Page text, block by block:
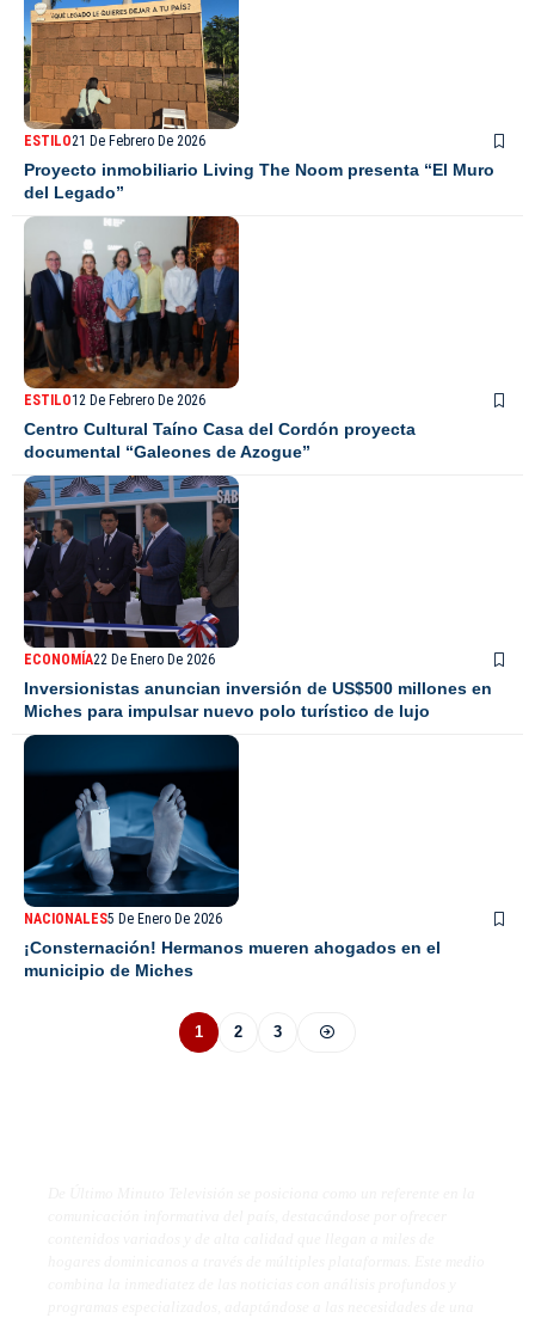
ESTILO21 De Febrero De 2026
Proyecto inmobiliario Living The Noom presenta “El Muro
del Legado”
ESTILO12 De Febrero De 2026
Centro Cultural Taíno Casa del Cordón proyecta
documental “Galeones de Azogue”
ECONOMÍA22 De Enero De 2026
Inversionistas anuncian inversión de US$500 millones en
Miches para impulsar nuevo polo turístico de lujo
NACIONALES5 De Enero De 2026
¡Consternación! Hermanos mueren ahogados en el
municipio de Miches
1 2 3